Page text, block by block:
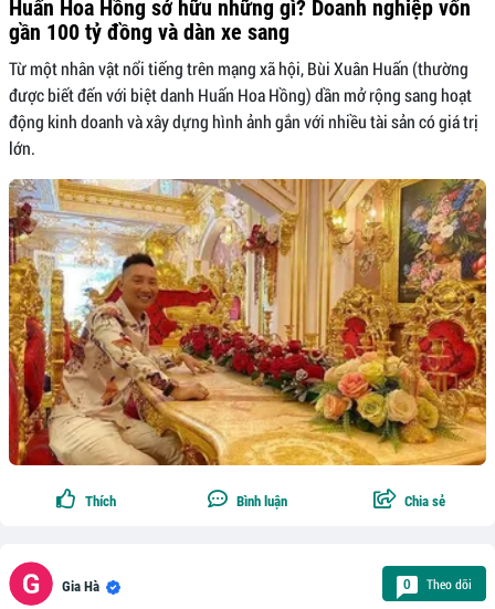
Huấn Hoa Hồng sở hữu những gì? Doanh nghiệp vốn
gần 100 tỷ đồng và dàn xe sang
Từ một nhân vật nổi tiếng trên mạng xã hội, Bùi Xuân Huấn (thường
được biết đến với biệt danh Huấn Hoa Hồng) dần mở rộng sang hoạt
động kinh doanh và xây dựng hình ảnh gắn với nhiều tài sản có giá trị
lớn.
Thích Bình luận Chia sẻ
Gia Hà 0 Theo dõi